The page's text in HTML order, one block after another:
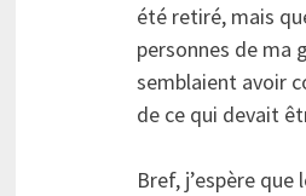
été retiré, mais
personnes de ma
semblaient avoir
de ce qui devait
Bref, j’espère